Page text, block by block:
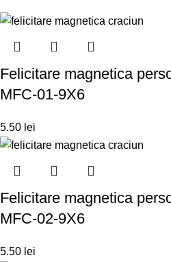
Felicitare magnetica
MFC-01-9X6
5.50 lei
Felicitare magnetica
MFC-02-9X6
5.50 lei